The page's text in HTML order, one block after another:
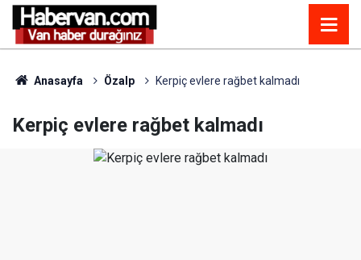
Anasayfa Özalp Kerpiç evlere rağbet kalmadı
Kerpiç evlere rağbet kalmadı